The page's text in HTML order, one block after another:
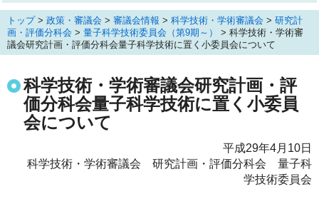
トップ> 政策・審議会 > 審議会情報 > 科学技術・学術審議会 > 研究計
画・評価分科会 > 量子科学技術委員会（第9期～）
> 科学技術・学術審
議会研究計画・評価分科会量子科学技術に置く小委員会について
科学技術・学術審議会研究計画・評
価分科会量子科学技術に置く小委員
会について
平成29年4月10日
科学技術・学術審議会 研究計画・評価分科会 量子科
学技術委員会